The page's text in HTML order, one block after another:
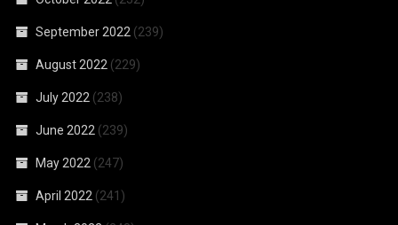
September 2022 (239)
August 2022 (229)
July 2022 (238)
June 2022 (239)
May 2022 (247)
April 2022 (241)